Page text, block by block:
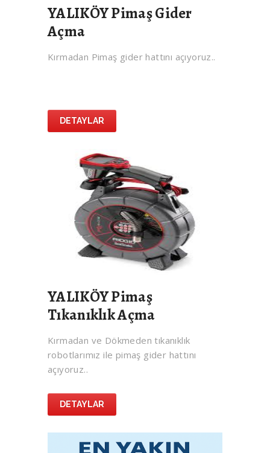
YALIKÖY Pimaş Gider
Açma
Kırmadan Pimaş gider hattını açıyoruz..
DETAYLAR
YALIKÖY Pimaş
Tıkanıklık Açma
Kırmadan ve Dökmeden tıkanıklık
robotlarımız ile pimaş gider hattını
açıyoruz..
DETAYLAR